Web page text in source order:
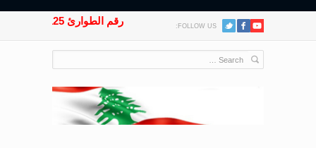
FOLLOW US: رقم الطوارئ 125